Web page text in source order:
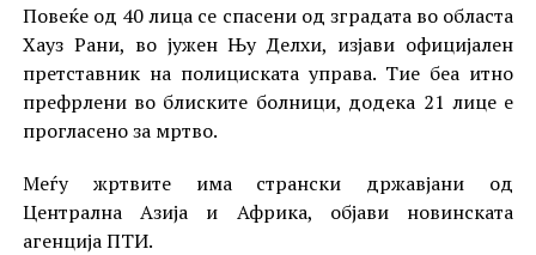
Повеќе од 40 лица се спасени од зградата во областа
Хауз Рани, во јужен Њу Делхи, изјави официјален
претставник на полициската управа. Тие беа итно
префрлени во блиските болници, додека 21 лице е
прогласено за мртво.
Меѓу жртвите има странски државјани од
Централна Азија и Африка, објави новинската
агенција ПТИ.